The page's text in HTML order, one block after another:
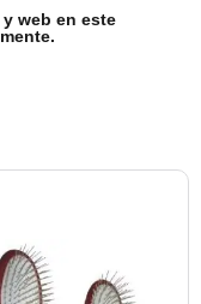
web en este